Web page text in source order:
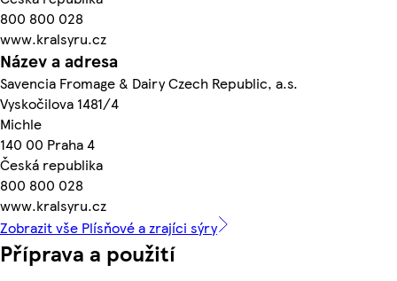
800 800 028
www.kralsyru.cz
Název a adresa
Savencia Fromage & Dairy Czech Republic, a.s.
Vyskočilova 1481/4
Michle
140 00 Praha 4
Česká republika
800 800 028
www.kralsyru.cz
Zobrazit vše Plísňové a zrajíci sýry
Příprava a použití